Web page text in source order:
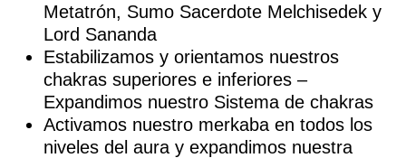
Metatrón, Sumo Sacerdote Melchisedek y
Lord Sananda
Estabilizamos y orientamos nuestros
chakras superiores e inferiores –
Expandimos nuestro Sistema de chakras
Activamos nuestro merkaba en todos los
niveles del aura y expandimos nuestra